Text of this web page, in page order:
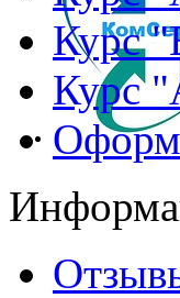
Курс
Курс